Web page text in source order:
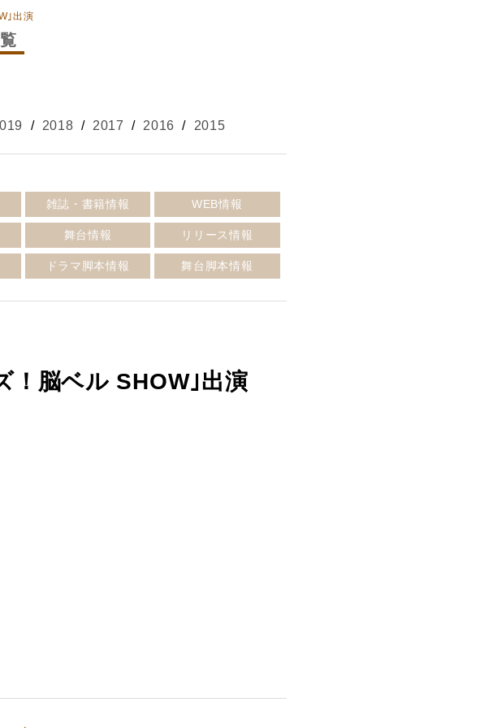
｣出演
/ 2018 / 2017 / 2016 / 2015
雑誌・書籍情報 WEB情報
舞台情報 リリース情報
ドラマ脚本情報 舞台脚本情報
！脳ベル SHOW｣出演